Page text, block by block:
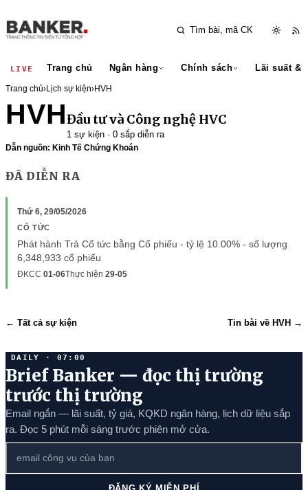
LIVE Trang chủ Ngân hàng Chính sách Lãi suất &
Trang chủ›Lịch sự kiện›HVH
HVHĐầu tư và Công nghệ HVC
1 sự kiện · 0 sắp diễn ra
Dẫn nguồn: Kinh Tế Chứng Khoán
ĐÃ DIỄN RA
Thứ 6, 29/05/2026
CỔ TỨC
Phát hành Trả Cổ tức bằng Cổ phiếu - tỷ lệ 10.00% - số lượng
6,348,933 cổ phiếu
ĐKCC 01-06Thực hiện 29-05
← Tất cả sự kiện Tin bài về HVH →
DAILY · 07:00
Brief Banker — đọc thị trường
trước thị trường
Email ngắn — lãi suất, tỷ giá, KQKD ngân hàng, lịch dữ liệu sắp
ra. Đọc 5 phút mỗi sáng trước phiên mở cửa.